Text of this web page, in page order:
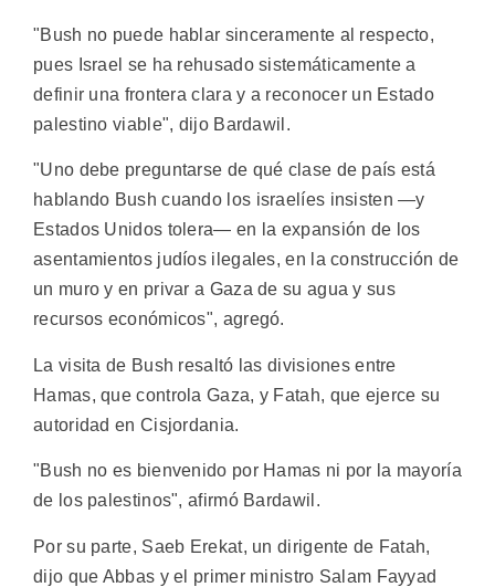
"Bush no puede hablar sinceramente al respecto,
pues Israel se ha rehusado sistemáticamente a
definir una frontera clara y a reconocer un Estado
palestino viable", dijo Bardawil.
"Uno debe preguntarse de qué clase de país está
hablando Bush cuando los israelíes insisten —y
Estados Unidos tolera— en la expansión de los
asentamientos judíos ilegales, en la construcción de
un muro y en privar a Gaza de su agua y sus
recursos económicos", agregó.
La visita de Bush resaltó las divisiones entre
Hamas, que controla Gaza, y Fatah, que ejerce su
autoridad en Cisjordania.
"Bush no es bienvenido por Hamas ni por la mayoría
de los palestinos", afirmó Bardawil.
Por su parte, Saeb Erekat, un dirigente de Fatah,
dijo que Abbas y el primer ministro Salam Fayyad